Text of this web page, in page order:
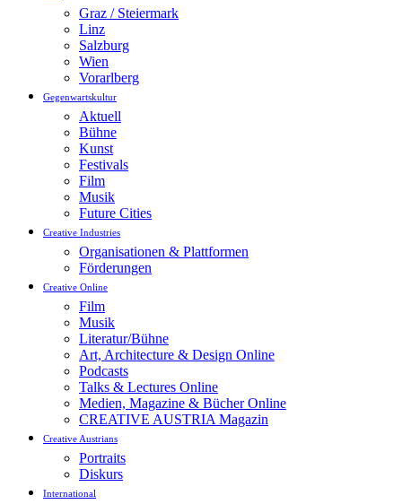
Graz / Steiermark
Linz
Salzburg
Wien
Vorarlberg
Gegenwartskultur
Aktuell
Bühne
Kunst
Festivals
Film
Musik
Future Cities
Creative Industries
Organisationen & Plattformen
Förderungen
Creative Online
Film
Musik
Literatur/Bühne
Art, Architecture & Design Online
Podcasts
Talks & Lectures Online
Medien, Magazine & Bücher Online
CREATIVE AUSTRIA Magazin
Creative Austrians
Portraits
Diskurs
International